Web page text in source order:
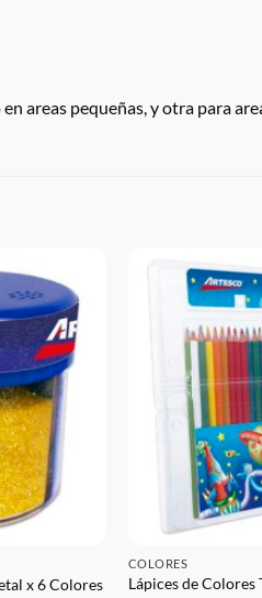
areas pequeñas, y otra para
x 6 Colores
COLORES
Lápices de Colores